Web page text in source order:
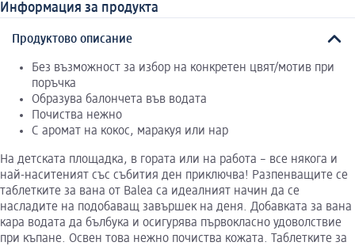
Информация за продукта
Продуктово описание
Без възможност за избор на конкретен цвят/мотив при
поръчка
Образува балончета във водата
Почиства нежно
С аромат на кокос, маракуя или нар
На детската площадка, в гората или на работа – все някога и
най-наситеният със събития ден приключва! Разпенващите се
таблетките за вана от Balea са идеалният начин да се
насладите на подобаващ завършек на деня. Добавката за вана
кара водата да бълбука и осигурява първокласно удоволствие
при къпане. Освен това нежно почиства кожата. Таблетките за